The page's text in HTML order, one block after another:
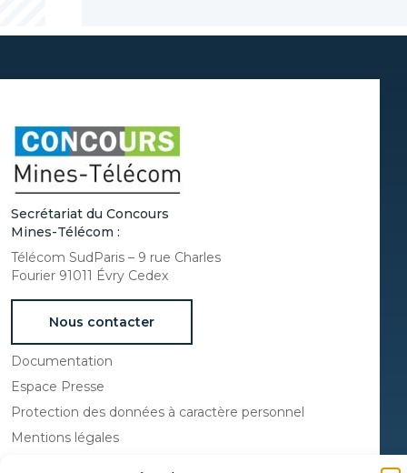
Secrétariat du Concours
Mines-Télécom :
Télécom SudParis – 9 rue Charles
Fourier 91011 Évry Cedex
Nous contacter
Documentation
Espace Presse
Protection des données à caractère personnel
Mentions légales